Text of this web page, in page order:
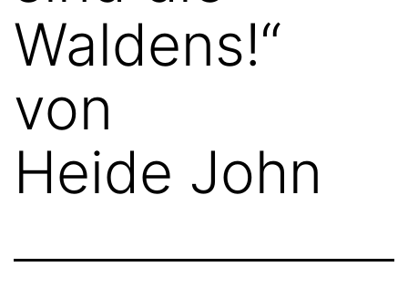
Waldens!“
von
Heide John